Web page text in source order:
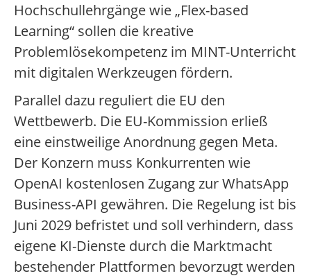
Hochschullehrgänge wie „Flex-based
Learning“ sollen die kreative
Problemlösekompetenz im MINT-Unterricht
mit digitalen Werkzeugen fördern.
Parallel dazu reguliert die EU den
Wettbewerb. Die EU-Kommission erließ
eine einstweilige Anordnung gegen Meta.
Der Konzern muss Konkurrenten wie
OpenAI kostenlosen Zugang zur WhatsApp
Business-API gewähren. Die Regelung ist bis
Juni 2029 befristet und soll verhindern, dass
eigene KI-Dienste durch die Marktmacht
bestehender Plattformen bevorzugt werden